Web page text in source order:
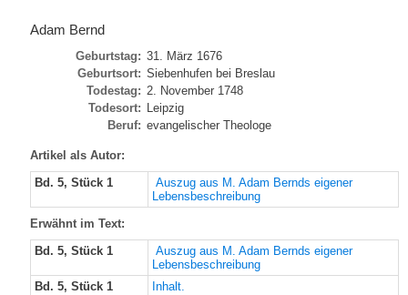
Adam Bernd
Geburtstag: 31. März 1676
Geburtsort: Siebenhufen bei Breslau
Todestag: 2. November 1748
Todesort: Leipzig
Beruf: evangelischer Theologe
Artikel als Autor:
Bd. 5, Stück 1
Auszug aus M. Adam Bernds eigener
Lebensbeschreibung
Erwähnt im Text:
Bd. 5, Stück 1
Auszug aus M. Adam Bernds eigener
Lebensbeschreibung
Bd. 5, Stück 1
Inhalt.